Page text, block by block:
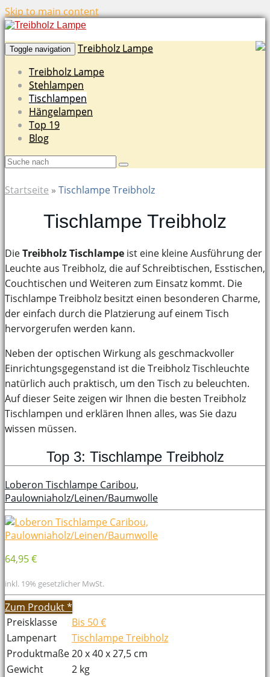
Skip to main content
Toggle navigation
Treibholz Lampe
Treibholz Lampe
Stehlampen
Tischlampen
Hängelampen
Top 19
Blog
Startseite » Tischlampe Treibholz
Tischlampe Treibholz
DieTreibholz Tischlampe ist eine kleine Ausführung der
Leuchte aus Treibholz, die auf Schreibtischen, Esstischen,
Couchtischen und Weiteren zum Einsatz kommt. Die
Tischlampe Treibholz besitzt einen besonderen Charme,
der einfach durch die Platzierung auf einem Tisch
hervorgerufen werden kann.
Neben der optischen Wirkung als geschmackvoller
Einrichtungsgegenstand ist die Treibholz Tischleuchte
natürlich auch praktisch, um den Tisch zu beleuchten.
Auf dieser Seite zeigen wir Ihnen die besten Treibholz
Tischlampen und erklären Ihnen alles, was Sie dazu
wissen müssen.
Top 3: Tischlampe Treibholz
Loberon Tischlampe Caribou,
Paulowniaholz/Leinen/Baumwolle
64,95 €
inkl. 19% gesetzlicher MwSt.
Zum Produkt*
Preisklasse
Bis 50 €
Lampenart
Tischlampe Treibholz
Produktmaße20 x 40 x 27,5 cm
Gewicht
2 kg